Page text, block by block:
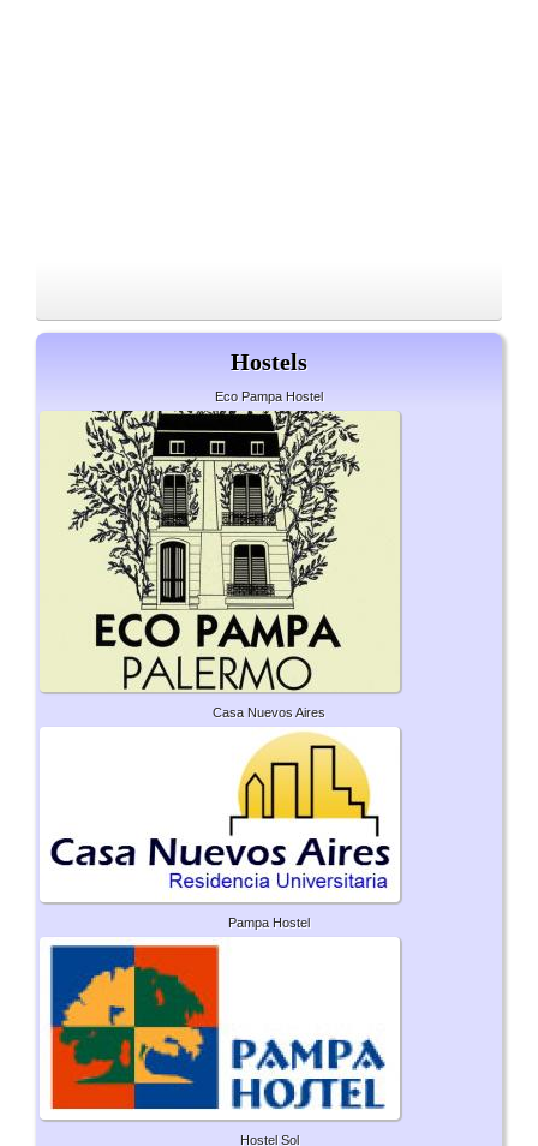
Hostels
Eco Pampa Hostel
Casa Nuevos Aires
Pampa Hostel
Hostel Sol